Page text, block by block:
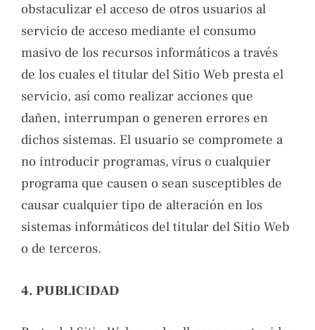
obstaculizar el acceso de otros usuarios al
servicio de acceso mediante el consumo
masivo de los recursos informáticos a través
de los cuales el titular del Sitio Web presta el
servicio, así como realizar acciones que
dañen, interrumpan o generen errores en
dichos sistemas. El usuario se compromete a
no introducir programas, virus o cualquier
programa que causen o sean susceptibles de
causar cualquier tipo de alteración en los
sistemas informáticos del titular del Sitio Web
o de terceros.
4. PUBLICIDAD